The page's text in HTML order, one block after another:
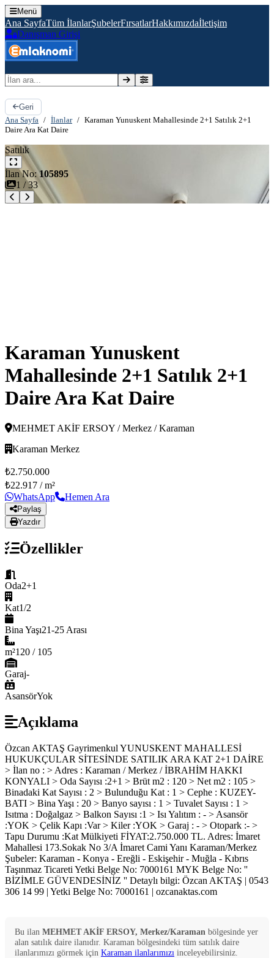
Menü
Ana SayfaTüm İlanlarŞubelerFırsatlarHakkımızdaİletişim
Danışman Girişi
İlan ara
Geri
Ana Sayfa / İlanlar / Karaman Yunuskent Mahallesinde 2+1 Satılık 2+1
Daire Ara Kat Daire
Satılık
İlan No:105895
1 /33
Karaman Yunuskent
Mahallesinde 2+1 Satılık 2+1
Daire Ara Kat Daire
MEHMET AKİF ERSOY / Merkez / Karaman
Karaman Merkez
₺2.750.000
₺22.917 / m²
WhatsApp
Hemen Ara
Paylaş
Yazdır
Özellikler
Oda2+1
Kat1/2
Bina Yaşı21-25 Arası
m²120 / 105
Garaj-
AsansörYok
Açıklama
Özcan AKTAŞ Gayrimenkul YUNUSKENT MAHALLESİ
HUKUKÇULAR SİTESİNDE SATILIK ARA KAT 2+1 DAİRE
> İlan no : > Adres : Karaman / Merkez / İBRAHİM HAKKI
KONYALI > Oda Sayısı :2+1 > Brüt m2 : 120 > Net m2 : 105 >
Binadaki Kat Sayısı : 2 > Bulunduğu Kat : 1 > Cephe : KUZEY-
BATI > Bina Yaşı : 20 > Banyo sayısı : 1 > Tuvalet Sayısı : 1 >
Isıtma : Doğalgaz > Balkon Sayısı :1 > Isı Yalıtım : - > Asansör
:YOK > Çelik Kapı :Var > Kiler :YOK > Garaj : - > Otopark :- >
Tapu Durumu :Kat Mülkiyeti FİYAT:2.750.000 TL. Adres: İmaret
Mahallesi 173.Sokak No 3/A İmaret Cami Yanı Karaman/Merkez
Şubeler: Karaman - Konya - Ereğli - Eskişehir - Muğla - Kıbrıs
Taşınmaz Ticareti Yetki Belge No: 7000161 MYK Belge No: ''
BİZİMLE GÜVENDESİNİZ '' Detaylı bilgi: Özcan AKTAŞ | 0543
306 14 99 | Yetki Belge No: 7000161 | ozcanaktas.com
Bu ilan MEHMET AKİF ERSOY, Merkez/Karaman bölgesinde yer
alan satılık daire ilanıdır. Karaman bölgesindeki tüm satılık daire
ilanlarımızı görmek için Karaman ilanlarımızı inceleyebilirsiniz.